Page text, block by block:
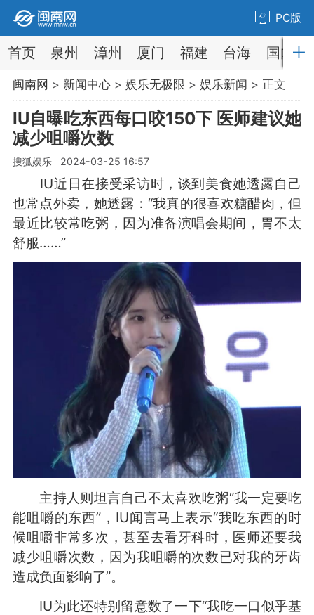
PC版
首页 泉州 漳州 厦门 福建 台海 国内
闽南网 > 新闻中心> 娱乐无极限 > 娱乐新闻 > 正文
IU自曝吃东西每口咬150下 医师建议她
减少咀嚼次数
搜狐娱乐 2024-03-25 16:57
IU近日在接受采访时，谈到美食她透露自己
也常点外卖，她透露：“我真的很喜欢糖醋肉，但
最近比较常吃粥，因为准备演唱会期间，胃不太
舒服……”
主持人则坦言自己不太喜欢吃粥“我一定要吃
能咀嚼的东西”，IU闻言马上表示“我吃东西的时
候咀嚼非常多次，甚至去看牙科时，医师还要我
减少咀嚼次数，因为我咀嚼的次数已对我的牙齿
造成负面影响了”。
IU为此还特别留意数了一下“我吃一口似乎基